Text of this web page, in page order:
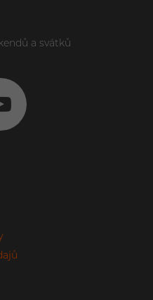
a svátků